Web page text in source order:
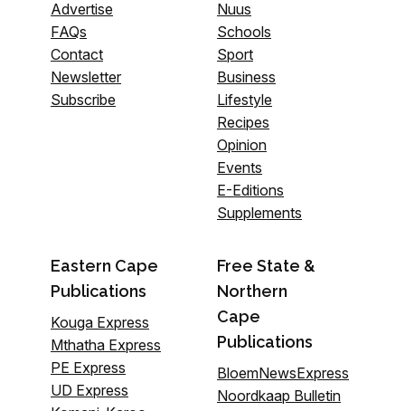
Advertise
FAQs
Contact
Newsletter
Subscribe
Nuus
Schools
Sport
Business
Lifestyle
Recipes
Opinion
Events
E-Editions
Supplements
Eastern Cape
Publications
Kouga Express
Mthatha Express
PE Express
UD Express
Free State &
Northern
Cape
Publications
BloemNewsExpress
Noordkaap Bulletin